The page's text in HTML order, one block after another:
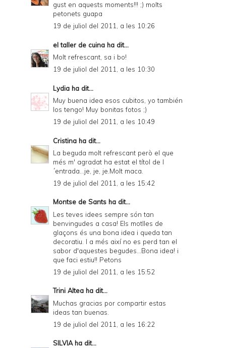
gust en aquests moments!!! ;) molts
petonets guapa
19 de juliol del 2011, a les 10:26
el taller de cuina ha dit...
Molt refrescant, sa i bo!
19 de juliol del 2011, a les 10:30
Lydia ha dit...
Muy buena idea esos cubitos, yo también
los tengo! Muy bonitas fotos ;)
19 de juliol del 2011, a les 10:49
Cristina ha dit...
La beguda molt refrescant però el que
més m' agradat ha estat el títol de l
´entrada...je, je, je.Molt maca.
19 de juliol del 2011, a les 15:42
Montse de Sants ha dit...
Les teves idees sempre són tan
benvingudes a casa! Els motlles de
glaçons és una bona idea i queda tan
decoratiu. I a més així no es perd tan el
sabor d'aquestes begudes...Bona idea! i
que faci estiu!! Petons
19 de juliol del 2011, a les 15:52
Trini Altea ha dit...
Muchas gracias por compartir estas
ideas tan buenas.
19 de juliol del 2011, a les 16:22
SILVIAha dit...